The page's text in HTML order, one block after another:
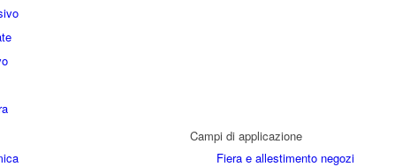
Campi di applicazione
Fiera e allestimento negozi